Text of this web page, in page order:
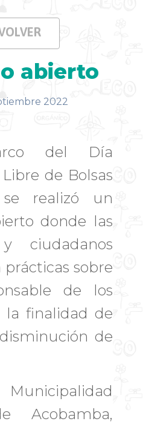
abierto
2022
del Día
de Bolsas
realizó un
donde las
ciudadanos
sobre
de los
la finalidad de
de
Acobamba,